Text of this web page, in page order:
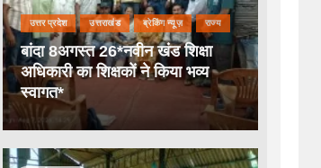
उत्तर प्रदेश उत्तराखंड ब्रेकिंग न्यूज़ राज्य
बांदा 8अगस्त 26*नवीन खंड शिक्षा
अधिकारी का शिक्षकों ने किया भव्य
स्वागत*